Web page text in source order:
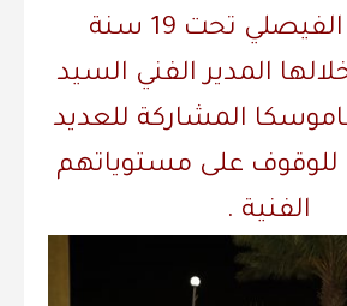
مع فريق الفيصلي تحت 19 سنة
المدير الفني السيد
المشاركة للعديد
للوقوف على مستوياتهم
الفنية .